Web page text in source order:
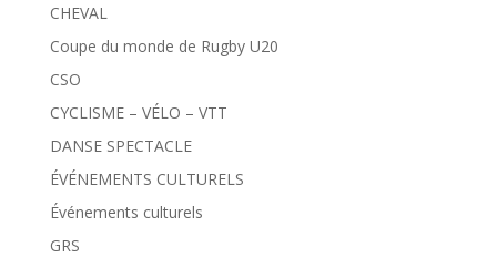
CHEVAL
Coupe du monde de Rugby U20
CSO
CYCLISME – VÉLO – VTT
DANSE SPECTACLE
ÉVÉNEMENTS CULTURELS
Événements culturels
GRS